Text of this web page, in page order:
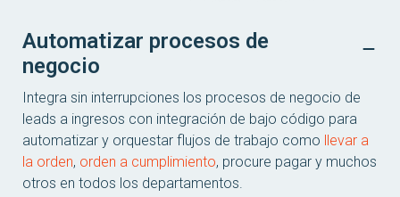
Automatizar procesos de
negocio
Integra sin interrupciones los procesos de negocio de
leads a ingresos con integración de bajo código para
automatizar y orquestar flujos de trabajo como llevar a
la orden, orden a cumplimiento, procure pagar y muchos
otros en todos los departamentos.